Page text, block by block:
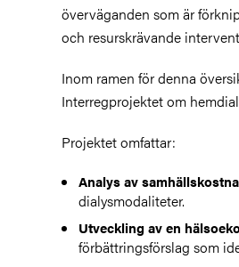
överväganden som är
och resurskrävande
Inom ramen för denna
Interregprojektet om
Projektet omfattar:
Analys av
dialysmodaliteter.
Utveckling av en
förbättringsförslag som